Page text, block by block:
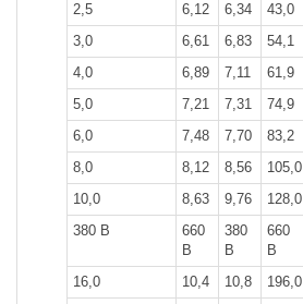
2,5
6,12 6,34 43,0
3,0
6,61 6,83 54,1
4,0
6,89 7,11 61,9
5,0
7,21 7,31 74,9
6,0
7,48 7,70 83,2
8,0
8,12 8,56 105,0
10,0
8,63 9,76 128,0
380 В
660
В
380
В
660
В
16,0
10,4 10,8 196,0